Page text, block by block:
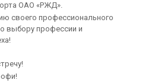
ОАО «РЖД».
своего профессионального
выбору профессии и